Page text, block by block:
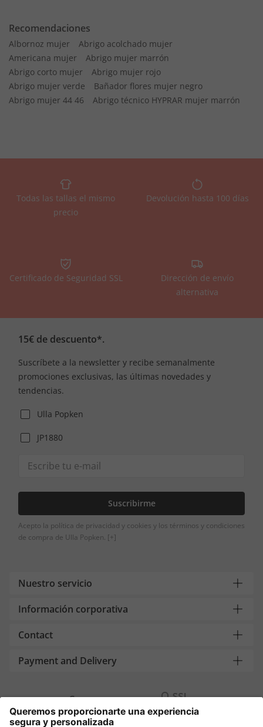
Recomendaciones
Albornoz mujer
Abrigo acolchado mujer
Americana mujer
Abrigo mujer marrón
Abrigo corto mujer
Abrigo mujer rojo
Abrigo mujer verde
Bañador flores mujer negro
Abrigo mujer 44 46
Abrigo técnico HYPRAR mujer marrón
Todas las tallas el mismo
precio
Devolución hasta 100 días
Certificado de Seguridad SSL
Dirección de envío
alternativa
15€ de descuento*.
Suscríbete a la newsletter y recibe semanalmente
promociones exclusivas, las últimas novedades y
tendencias.
Ulla Popken
JP1880
Suscribirme
Acepto la política de privacidad y cookies y los términos y condiciones
de compra de Ulla Popken. [+]
Nuestro servicio
Información corporativa
Contact
Payment and Delivery
Compra segura con